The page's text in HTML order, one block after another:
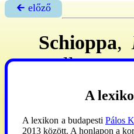
🡰 előző
Schioppa,
Holl.,
nápolyi
1912: a
A
A lexikon a budapesti Pálos
2013 között. A honlapon a